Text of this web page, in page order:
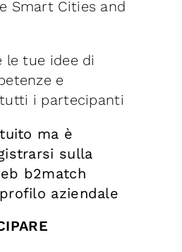
Smart Cities and
le tue idee di
e
i partecipanti
ma è
sulla
b2match
aziendale